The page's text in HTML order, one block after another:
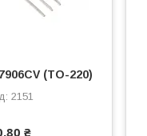
(TO-220)
2151
₴